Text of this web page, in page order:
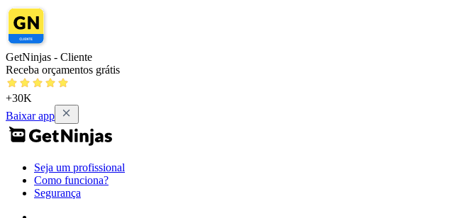
GetNinjas - Cliente
Receba orçamentos grátis
+30K
Baixar app
Seja um profissional
Como funciona?
Segurança